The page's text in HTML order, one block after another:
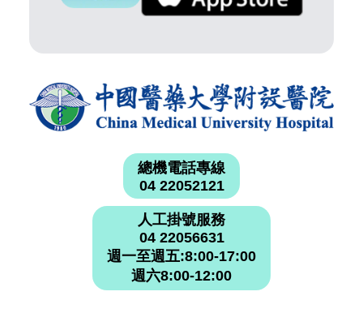
總機電話專線
04 22052121
人工掛號服務
04 22056631
週一至週五:8:00-17:00
週六8:00-12:00